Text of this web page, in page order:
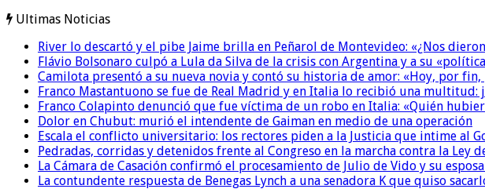
Ultimas Noticias
River lo descartó y el pibe Jaime brilla en Peñarol de Montevideo: «¿Nos dieron
Flávio Bolsonaro culpó a Lula da Silva de la crisis con Argentina y a su
Camilota presentó a su nueva novia y contó su historia de amor: «Hoy, por
Franco Mastantuono se fue de Real Madrid y en Italia lo recibió una multitud:
Franco Colapinto denunció que fue víctima de un robo en Italia: «Quién
Dolor en Chubut: murió el intendente de Gaiman en medio de una operación
Escala el conflicto universitario: los rectores piden a la Justicia que intime al
Pedradas, corridas y detenidos frente al Congreso en la marcha contra la Ley
La Cámara de Casación confirmó el procesamiento de Julio de Vido y su
La contundente respuesta de Benegas Lynch a una senadora K que quiso